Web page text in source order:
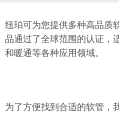
纽珀可为您提供多种高品质软管选择，我们的软管产
品通过了全球范围的认证，
和暖通等各种应用领域。
为了方便找到合适的软管，